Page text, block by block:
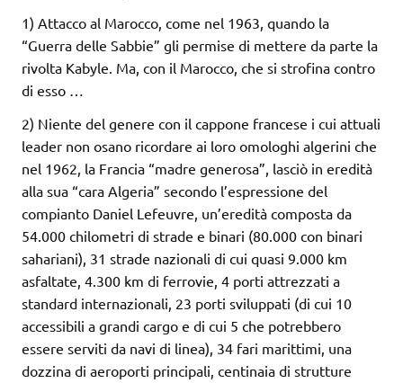
1) Attacco al Marocco, come nel 1963, quando la
“Guerra delle Sabbie” gli permise di mettere da parte la
rivolta Kabyle. Ma, con il Marocco, che si strofina contro
di esso …
2) Niente del genere con il cappone francese i cui attuali
leader non osano ricordare ai loro omologhi algerini che
nel 1962, la Francia “madre generosa”, lasciò in eredità
alla sua “cara Algeria” secondo l’espressione del
compianto Daniel Lefeuvre, un’eredità composta da
54.000 chilometri di strade e binari (80.000 con binari
sahariani), 31 strade nazionali di cui quasi 9.000 km
asfaltate, 4.300 km di ferrovie, 4 porti attrezzati a
standard internazionali, 23 porti sviluppati (di cui 10
accessibili a grandi cargo e di cui 5 che potrebbero
essere serviti da navi di linea), 34 fari marittimi, una
dozzina di aeroporti principali, centinaia di strutture